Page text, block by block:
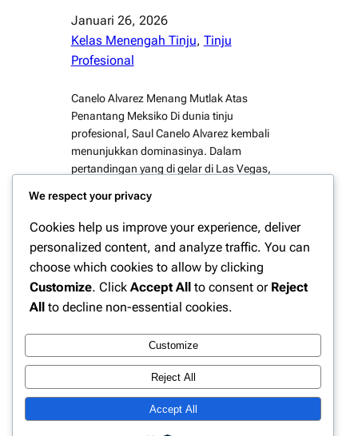
Januari 26, 2026
Kelas Menengah Tinju, Tinju
Profesional
Canelo Alvarez Menang Mutlak Atas
Penantang Meksiko Di dunia tinju
profesional, Saul Canelo Alvarez kembali
menunjukkan dominasinya. Dalam
pertandingan yang di gelar di Las Vegas,
kemenangan mutlak atas penantang asal
Meksiko, membuktikan bahwa dirinya
masih menjadi salah satu petinju terkuat di
dunia saat ini. Pertarungan ini menjadi
sorotan utama penggemar tinju…
Instagram
Facebook
X
Website Berita Olahraga Update | PPN
We respect your privacy
Cookies help us improve your experience, deliver
personalized content, and analyze traffic. You can
choose which cookies to allow by clicking
Customize. Click Accept All to consent or Reject
All to decline non-essential cookies.
Customize
Reject All
Accept All